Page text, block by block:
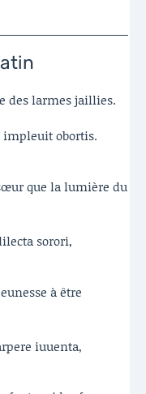
des larmes jaillies.
obortis.
que la lumière du
sorori,
à être
iuuenta,